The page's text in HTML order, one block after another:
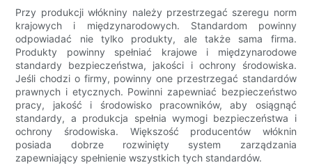
Przy produkcji włókniny należy przestrzegać szeregu norm
krajowych i międzynarodowych. Standardom powinny
odpowiadać nie tylko produkty, ale także sama firma.
Produkty powinny spełniać krajowe i międzynarodowe
standardy bezpieczeństwa, jakości i ochrony środowiska.
Jeśli chodzi o firmy, powinny one przestrzegać standardów
prawnych i etycznych. Powinni zapewniać bezpieczeństwo
pracy, jakość i środowisko pracowników, aby osiągnąć
standardy, a produkcja spełnia wymogi bezpieczeństwa i
ochrony środowiska. Większość producentów włóknin
posiada dobrze rozwinięty system zarządzania
zapewniający spełnienie wszystkich tych standardów.